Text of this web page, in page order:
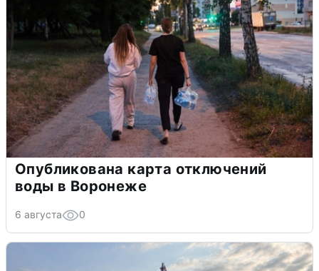
Опубликована карта отключений
воды в Воронеже
6 августа 0